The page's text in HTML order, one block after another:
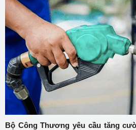
Bộ Công Thương yêu cầu tăng